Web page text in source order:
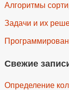
Алгоритмы
Задачи и их
Свежие
Определение